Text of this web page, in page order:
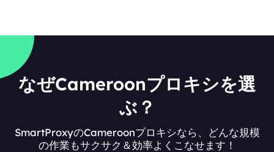
なぜCameroonプロキシを選
ぶ？
SmartProxyのCameroonプロキシなら、どんな規模
の作業もサクサク＆効率よくこなせます！